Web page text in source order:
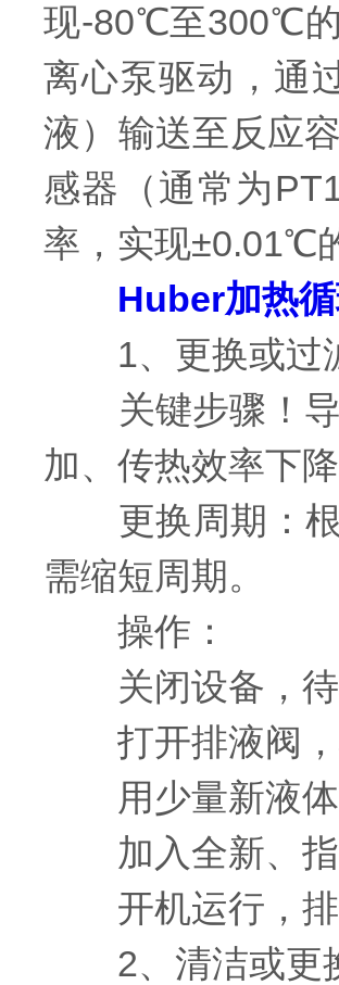
现-80℃至300℃
离心泵驱动，通
液）输送至反应
感器（通常为
率，实现±0.01℃
Huber加热
1、更换或过
关键步骤！导
加、传热效率下降
更换周期：根
需缩短周期。
操作：
关闭设备，待
打开排液阀，
用少量新液体
加入全新、指
开机运行，排
2、清洁或更